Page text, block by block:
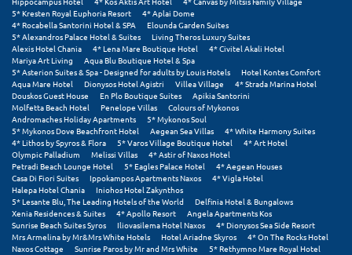
Πλαταμώνας
Πλύτρα Λακωνίας
Πόρος
Πόρτο Χέλι
Πρέβεζα
Πύλος
Πύργος
Ρ
5* Kresten Royal Euphoria Resort
4* Aplai Dome
4* Rocabella Santorini Hotel & SPA
Elounda Garden Suites
5* Alexandros Palace Hotel & Suites
Living Theros Luxury Suites
Alexis Hotel Chania
4* Lena Mare Boutique Hotel
4* Civitel Akali Hotel
Mariya Art Living
Aqua Blu Boutique Hotel & Spa
5* Asterion Suites & Spa - Designed for adults by Louis Hotels
Hotel Kontes Comfort
Aqua Mare Hotel
Dionysos Hotel Agistri Villea Village
4* Strada Marina Hotel
Douskos Guest House
En Plo Boutique Suites
Apikia Santorini
Molfetta Beach Hotel
Penelope Villas
Colours of Mykonos
Andromaches Holiday Apartments
5* Mykonos Soul
5* Mykonos Dove Beachfront Hotel
Aegean Sea Villas
4* White Harmony Suites
4* Lithos by Spyros & Flora
5* Varos Village Boutique Hotel
4* Art Hotel
Olympic Palladium
Melissi Villas
4* Astir of Naxos Hotel
Petradi Beach Lounge Hotel
5* Eagles Palace Hotel
4* Aegean Houses
Casa Di Fiori Suites
Ippokampos Apartments Naxos
4* Vigla Hotel
Halepa Hotel Chania
Iniohos Hotel Zakynthos
5* Lesante Blu, The Leading Hotels of the World
Delfinia Hotel & Bungalows
Xenia Residences & Suites
4* Apollo Resort
Angela Apartments Kos
Sunrise Beach Suites Syros
Iliovasilema Hotel Naxos
4* Dionysos Sea Side Resort
Mrs Armelina by Mr&Mrs White Hotels
Hotel Ariadne Skyros
4* On The Rocks Hotel
Naxos Cottage
Sunrise Paros by Mr and Mrs White
5* Rethymno Mare Royal Hotel